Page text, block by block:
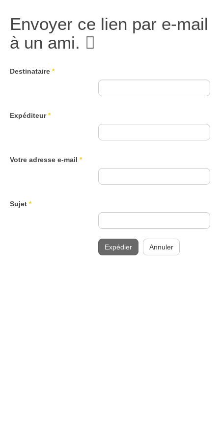
Envoyer ce lien par e-mail
à un ami.
Destinataire *
Expéditeur*
Votre adresse e-mail *
Sujet *
Expédier Annuler